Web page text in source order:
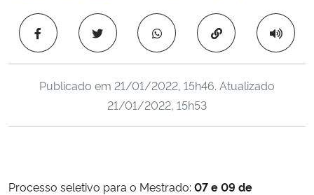
Ministério da Saúde
Ministério de Minas e Energia
Ministério da Ciência, Tecnologia, Inovações e Comunicações
Copiar para área
Publicado em 21/01/2022, 15h46. Atualizado
21/01/2022, 15h53
Processo seletivo para o Mestrado: 07 e 09 de